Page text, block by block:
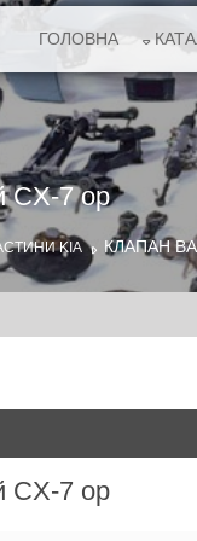
ГОЛОВНА
CX-7 ор
KIA КЛАПАН
CX-7 ор